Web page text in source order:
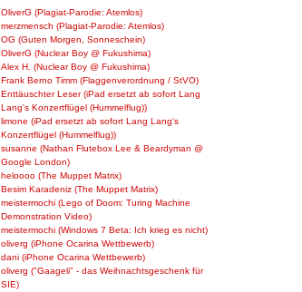
OliverG (Plagiat-Parodie: Atemlos)
merzmensch (Plagiat-Parodie: Atemlos)
OG (Guten Morgen, Sonneschein)
OliverG (Nuclear Boy @ Fukushima)
Alex H. (Nuclear Boy @ Fukushima)
Frank Berno Timm (Flaggenverordnung / StVO)
Enttäuschter Leser (iPad ersetzt ab sofort Lang
Lang's Konzertflügel (Hummelflug))
limone (iPad ersetzt ab sofort Lang Lang's
Konzertflügel (Hummelflug))
susanne (Nathan Flutebox Lee & Beardyman @
Google London)
heloooo (The Muppet Matrix)
Besim Karadeniz (The Muppet Matrix)
meistermochi (Lego of Doom: Turing Machine
Demonstration Video)
meistermochi (Windows 7 Beta: Ich krieg es nicht)
oliverg (iPhone Ocarina Wettbewerb)
dani (iPhone Ocarina Wettbewerb)
oliverg ("Gaageli" - das Weihnachtsgeschenk für
SIE)